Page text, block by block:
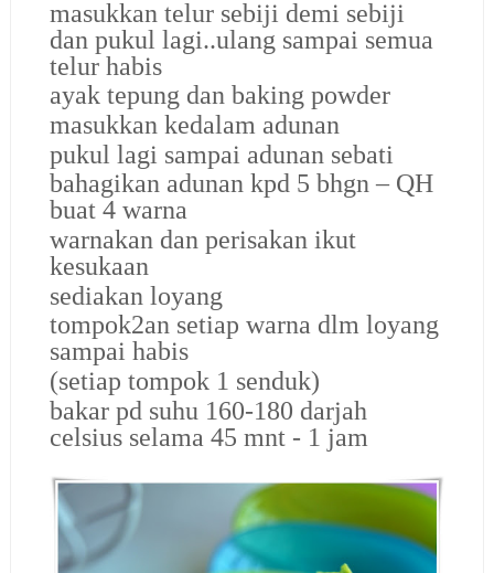
masukkan telur sebiji demi sebiji
dan pukul lagi..ulang sampai semua
telur habis
ayak tepung dan baking powder
masukkan kedalam adunan
pukul lagi sampai adunan sebati
bahagikan adunan kpd 5 bhgn – QH
buat 4 warna
warnakan dan perisakan ikut
kesukaan
sediakan loyang
tompok2an setiap warna dlm loyang
sampai habis
(setiap tompok 1 senduk)
bakar pd suhu 160-180 darjah
celsius selama 45 mnt - 1 jam